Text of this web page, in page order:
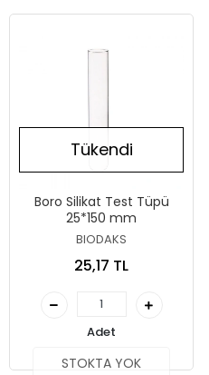
Tükendi
Boro Silikat Test Tüpü
25*150 mm
BIODAKS
25,17 TL
Adet
STOKTA YOK